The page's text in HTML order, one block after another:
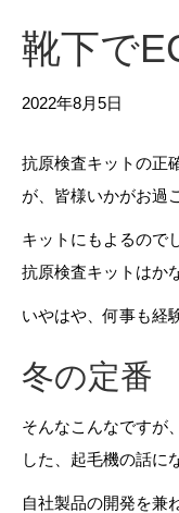
靴下で
2022年8月5日
抗原検査キットの正
が、皆様いかがお過
キットにもよるので
抗原検査キットはか
いやはや、何事も経
冬の定番
そんなこんなですが
した、起毛機の話に
自社製品の開発を兼